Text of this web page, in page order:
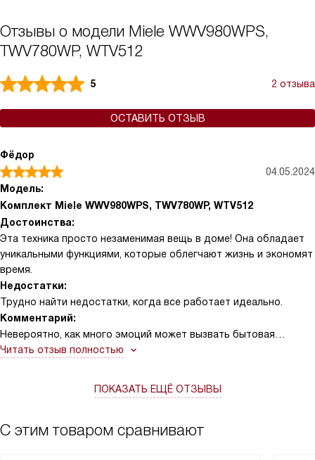
Отзывы о модели Miele WWV980WPS,
TWV780WP, WTV512
5 2 отзыва
ОСТАВИТЬ ОТЗЫВ
Фёдор
04.05.2024
Модель:
Комплект Miele WWV980WPS, TWV780WP, WTV512
Достоинства:
Эта техника просто незаменимая вещь в доме! Она обладает
уникальными функциями, которые облегчают жизнь и экономят
время.
Недостатки:
Трудно найти недостатки, когда все работает идеально.
Комментарий:
Невероятно, как много эмоций может вызвать бытовая
техника! С первого дня использования, я понял, что это не
времени на стирку и сушку одежды. Теперь это процесс
Вспоминаю, как однажды, когда у меня были гости, я смог
Читать отзыв полностью
ПОКАЗАТЬ ЕЩЁ ОТЗЫВЫ
С этим товаром сравнивают